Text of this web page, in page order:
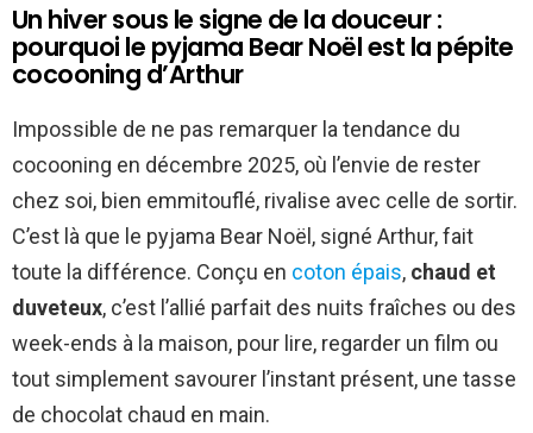
Un hiver sous le signe de la douceur :
pourquoi le pyjama Bear Noël est la pépite
cocooning d’Arthur
Impossible de ne pas remarquer la tendance du
cocooning en décembre 2025, où l’envie de rester
chez soi, bien emmitouflé, rivalise avec celle de sortir.
C’est là que le pyjama Bear Noël, signé Arthur, fait
toute la différence. Conçu en coton épais, chaud et
duveteux, c’est l’allié parfait des nuits fraîches ou des
week-ends à la maison, pour lire, regarder un film ou
tout simplement savourer l’instant présent, une tasse
de chocolat chaud en main.